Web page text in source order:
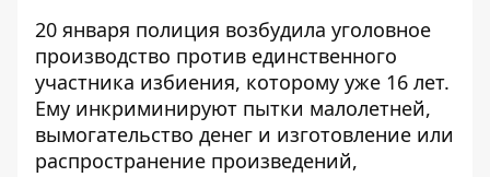
20 января полиция возбудила уголовное
производство против единственного
участника избиения, которому уже 16 лет.
Ему инкриминируют пытки малолетней,
вымогательство денег и изготовление или
распространение произведений,